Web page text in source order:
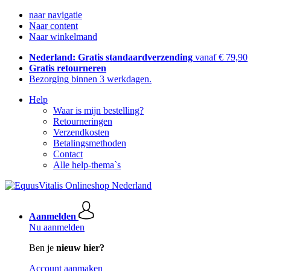
naar navigatie
Naar content
Naar winkelmand
Nederland: Gratis standaardverzending vanaf € 79,90
Gratis retourneren
Bezorging binnen 3 werkdagen.
Help
Waar is mijn bestelling?
Retourneringen
Verzendkosten
Betalingsmethoden
Contact
Alle help-thema`s
Aanmelden
Nu aanmelden
Ben je nieuw hier?
Account aanmaken